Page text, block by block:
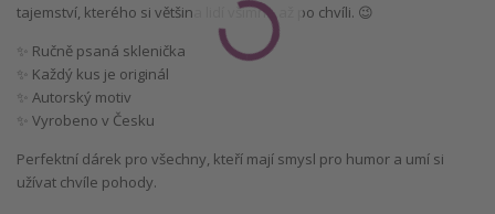
tajemství, kterého si většina lidí všimne až po chvíli. 😉
✨ Ručně psaná sklenička
✨ Každý kus je originál
✨ Autorský motiv
✨ Vyrobeno v Česku
Perfektní dárek pro všechny, kteří mají smysl pro humor a umí si
užívat chvíle pohody.